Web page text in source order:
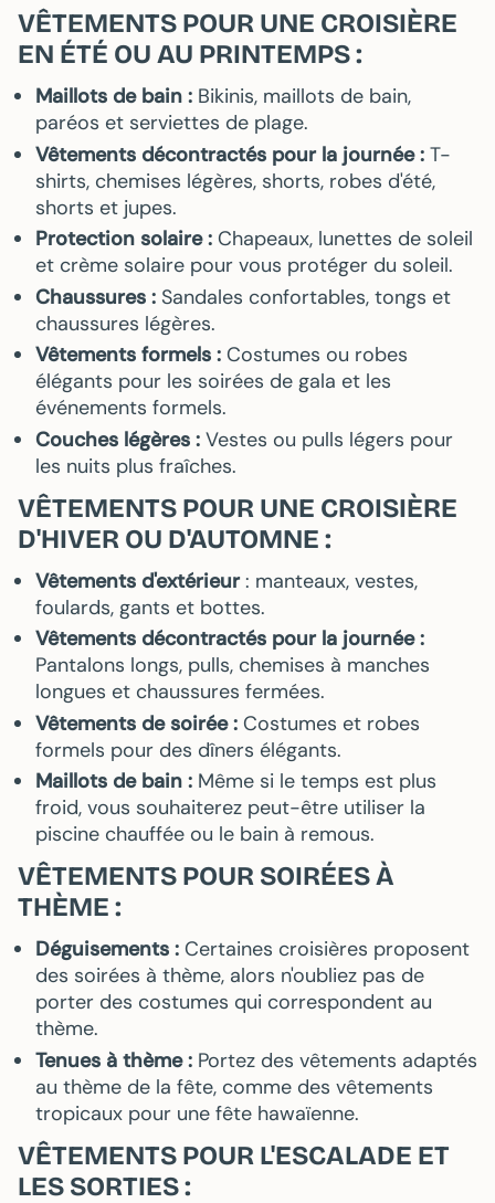
VÊTEMENTS POUR UNE CROISIÈRE
EN ÉTÉ OU AU PRINTEMPS :
Maillots de bain : Bikinis, maillots de bain,
paréos et serviettes de plage.
Vêtements décontractés pour la journée : T-
shirts, chemises légères, shorts, robes d'été,
shorts et jupes.
Protection solaire : Chapeaux, lunettes de soleil
et crème solaire pour vous protéger du soleil.
Chaussures : Sandales confortables, tongs et
chaussures légères.
Vêtements formels : Costumes ou robes
élégants pour les soirées de gala et les
événements formels.
Couches légères : Vestes ou pulls légers pour
les nuits plus fraîches.
VÊTEMENTS POUR UNE CROISIÈRE
D'HIVER OU D'AUTOMNE :
Vêtements d'extérieur: manteaux, vestes,
foulards, gants et bottes.
Vêtements décontractés pour la journée :
Pantalons longs, pulls, chemises à manches
longues et chaussures fermées.
Vêtements de soirée : Costumes et robes
formels pour des dîners élégants.
Maillots de bain : Même si le temps est plus
froid, vous souhaiterez peut-être utiliser la
piscine chauffée ou le bain à remous.
VÊTEMENTS POUR SOIRÉES À
THÈME :
Déguisements : Certaines croisières proposent
des soirées à thème, alors n'oubliez pas de
porter des costumes qui correspondent au
thème.
Tenues à thème : Portez des vêtements adaptés
au thème de la fête, comme des vêtements
tropicaux pour une fête hawaïenne.
VÊTEMENTS POUR L'ESCALADE ET
LES SORTIES :